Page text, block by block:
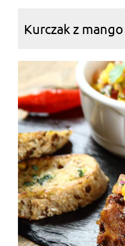
Kurczak z mango